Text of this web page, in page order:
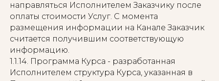
направляться Исполнителем Заказчику после
оплаты стоимости Услуг. С момента
размещения информации на Канале Заказчик
считается получившим соответствующую
информацию.
1.1.14. Программа Курса - разработанная
Исполнителем структура Курса, указанная в